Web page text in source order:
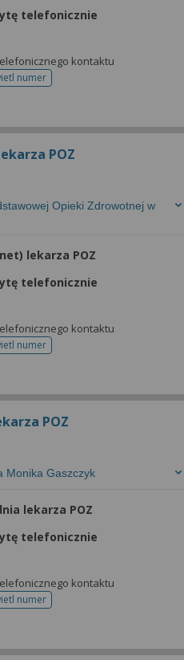
telefonicznie
kontaktu
numer
telefonu do rejestracji
POZ
Opieki Zdrowotnej w
lekarza POZ
telefonicznie
kontaktu
numer
telefonu do rejestracji
POZ
Monika Gaszczyk
lekarza POZ
telefonicznie
kontaktu
numer
telefonu do rejestracji